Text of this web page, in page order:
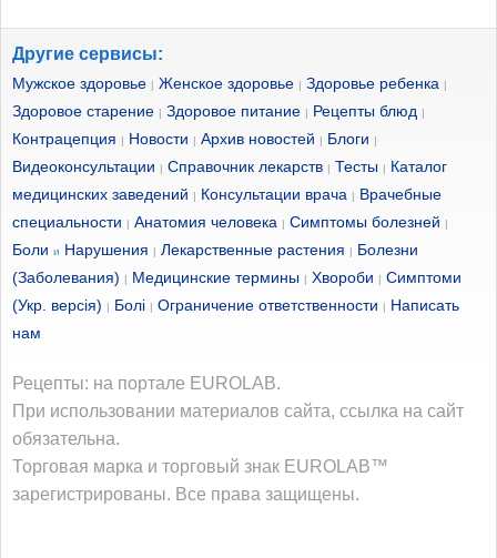
Другие сервисы:
Мужское здоровье | Женское здоровье | Здоровье ребенка |
Здоровое старение | Здоровое питание | Рецепты блюд |
Контрацепция | Новости | Архив новостей | Блоги |
Видеоконсультации | Справочник лекарств | Тесты | Каталог
медицинских заведений | Консультации врача | Врачебные
специальности | Анатомия человека | Симптомы болезней |
Боли и Нарушения | Лекарственные растения | Болезни
(Заболевания) | Медицинские термины | Хвороби | Симптоми
(Укр. версія) | Болі | Ограничение ответственности | Написать
нам
Рецепты: на портале EUROLAB.
При использовании материалов сайта, ссылка на сайт
обязательна.
Торговая марка и торговый знак EUROLAB™
зарегистрированы. Все права защищены.